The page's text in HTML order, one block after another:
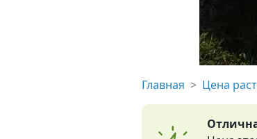
Главная Цена